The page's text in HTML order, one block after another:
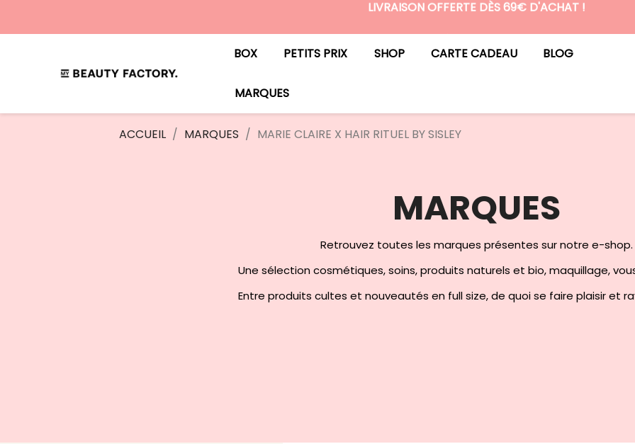
LIVRAISON OFFERTE DÈS 69€ D'ACHAT !
BOX PETITS PRIX SHOP CARTE CADEAU BLOG
MARQUES
ACCUEIL MARQUES MARIE CLAIRE X HAIR RITUEL BY SISLEY
MARQUES
Retrouvez toutes les marques présentes sur notre e-shop.
Une sélection cosmétiques, soins, produits naturels et bio, maquillage,
Entre produits cultes et nouveautés en full size, de quoi se faire plaisir et